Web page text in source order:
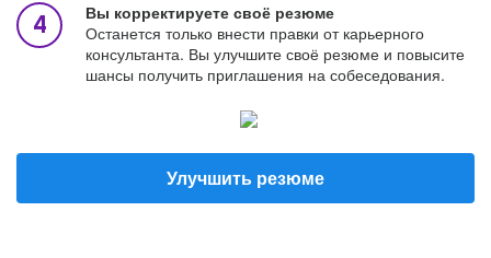
Вы корректируете своё резюме
Останется только внести правки от карьерного
консультанта. Вы улучшите своё резюме и повысите
шансы получить приглашения на собеседования.
Улучшить резюме